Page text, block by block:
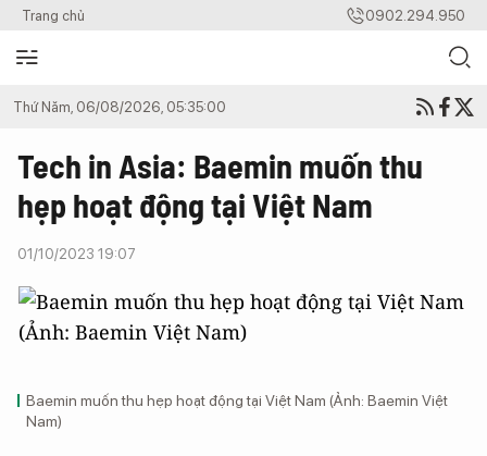
Trang chủ 0902.294.950
Thứ Năm, 06/08/2026, 05:35:00
Tech in Asia: Baemin muốn thu
hẹp hoạt động tại Việt Nam
01/10/2023 19:07
Baemin muốn thu hẹp hoạt động tại Việt Nam (Ảnh: Baemin Việt
Nam)